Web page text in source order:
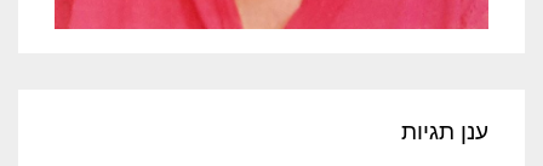
ענן תגיות